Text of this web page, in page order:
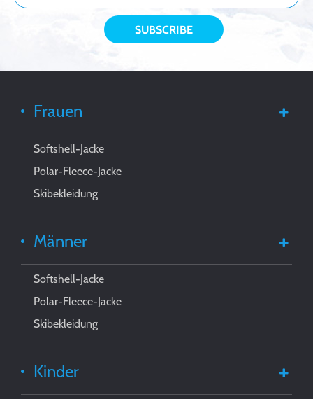
Frauen
Softshell-Jacke
Polar-Fleece-Jacke
Skibekleidung
Männer
Softshell-Jacke
Polar-Fleece-Jacke
Skibekleidung
Kinder